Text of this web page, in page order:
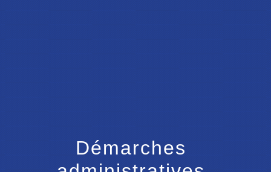
Démarches